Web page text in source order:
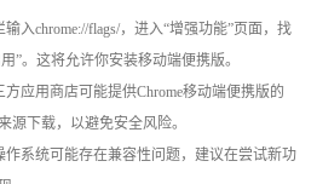
入chrome://flags/，进入“增强功能”页面，找
”。这将允许你安装移动端便携版。
应用商店可能提供Chrome移动端便携版的
源下载，以避免安全风险。
系统可能存在兼容性问题，建议在尝试新功